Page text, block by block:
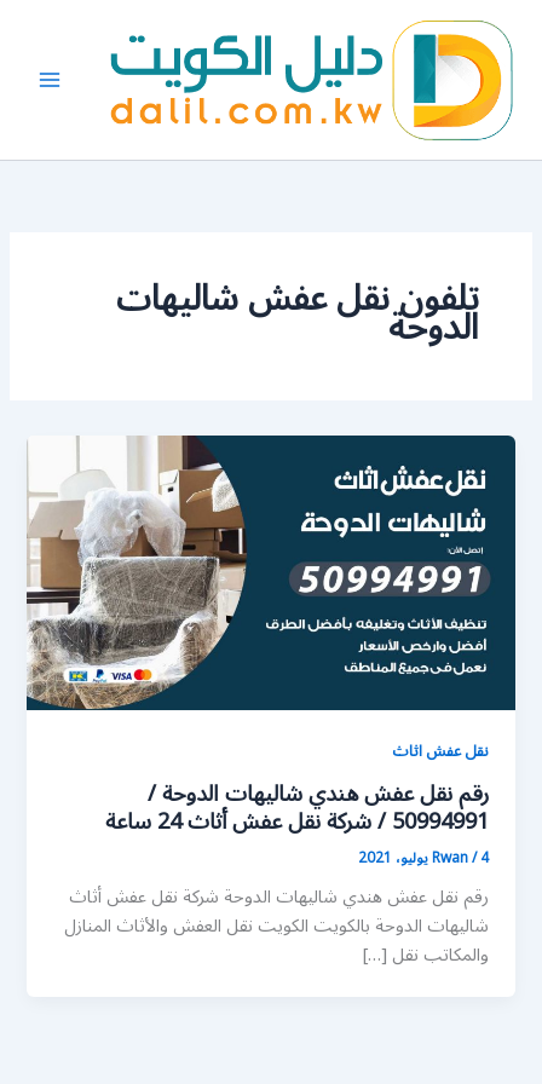
المحتوى
تلفون نقل عفش شاليهات
الدوحة
نقل عفش اثاث
رقم نقل عفش هندي شاليهات الدوحة /
50994991 / شركة نقل عفش أثاث 24 ساعة
Rwan/4 يوليو، 2021
رقم نقل عفش هندي شاليهات الدوحة شركة نقل عفش أثاث
شاليهات الدوحة بالكويت الكويت نقل العفش والأثاث المنازل
والمكاتب نقل […]